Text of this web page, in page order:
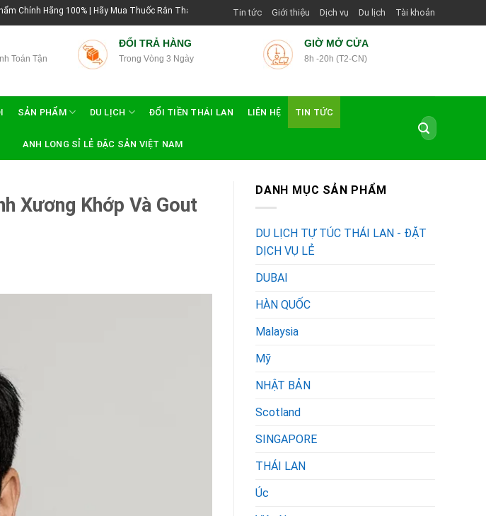
| Hãy Mua Thuốc Rắn Thái Lan Tại Hướng Dẫn Viên Shop | Với Giá Tốt Nhất
Tin tức Giới thiệu Dịch vụ Du lịch Tài khoản
Toán Tận
ĐỔI TRẢ HÀNG
Trong Vòng 3 Ngày
GIỜ MỞ CỬA
8h -20h (T2-CN)
SẢN PHẨM DU LỊCH ĐỔI TIỀN THÁI LAN LIÊN HỆ TIN TỨC
ANH LONG SỈ LẺ ĐẶC SẢN VIỆT NAM
Tìm
kiếm:
Xương Khớp Và Gout
DANH MỤC SẢN PHẨM
DU LỊCH TỰ TÚC THÁI LAN - ĐẶT
DỊCH VỤ LẺ
DUBAI
HÀN QUỐC
Malaysia
Mỹ
NHẬT BẢN
Scotland
SINGAPORE
THÁI LAN
Úc